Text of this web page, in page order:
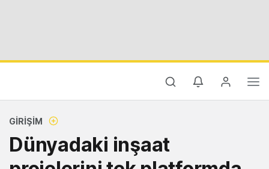
GIRIŞIM
Dünyadaki inşaat